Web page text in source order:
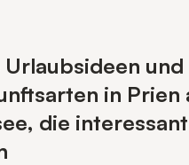
und
in Prien
die